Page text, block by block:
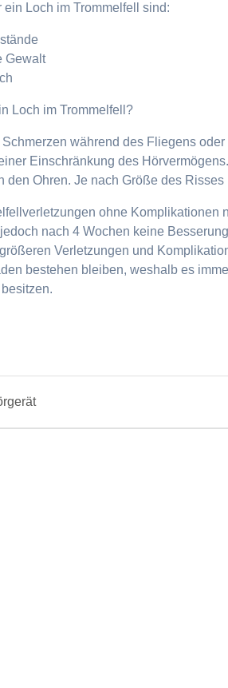
Loch im Trommelfell sind:
Gewalt
Loch im Trommelfell?
während des Fliegens
Einschränkung des
den Ohren. Je nach Größe des
ohne Komplikationen
nach 4 Wochen keine
Verletzungen und
bestehen bleiben, weshalb es